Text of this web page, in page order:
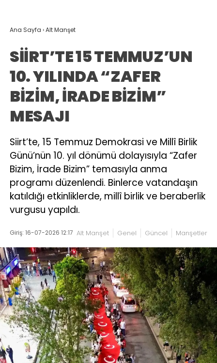
Ana Sayfa ›Alt Manşet
SİİRT’TE 15 TEMMUZ’UN
10. YILINDA “ZAFER
BİZİM, İRADE BİZİM”
MESAJI
Siirt’te, 15 Temmuz Demokrasi ve Millî Birlik
Günü’nün 10. yıl dönümü dolayısıyla “Zafer
Bizim, İrade Bizim” temasıyla anma
programı düzenlendi. Binlerce vatandaşın
katıldığı etkinliklerde, millî birlik ve beraberlik
vurgusu yapıldı.
Giriş: 16-07-2026 12:17 Alt Manşet Genel Güncel Manşetler